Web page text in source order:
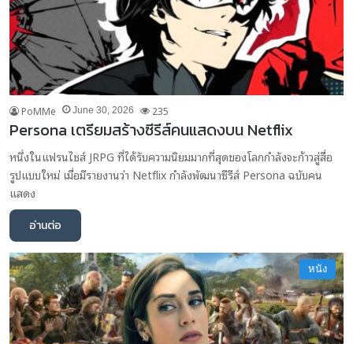
PoMMe June 30, 2026 235
Persona เตรียมสร้างซีรีส์คนแสดงบน Netflix
หนึ่งในแฟรนไชส์ JRPG ที่ได้รับความนิยมมากที่สุดของโลกกำลังจะก้าวสู่สื่อ
รูปแบบใหม่ เมื่อมีรายงานว่า Netflix กำลังพัฒนาซีรีส์ Persona ฉบับคน
แสดง
อ่านต่อ
หนัง